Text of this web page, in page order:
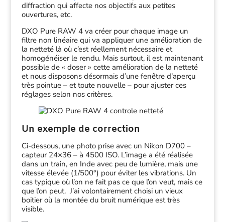
diffraction qui affecte nos objectifs aux petites
ouvertures, etc.
DXO Pure RAW 4 va créer pour chaque image un
filtre non linéaire qui va appliquer une amélioration de
la netteté là où c’est réellement nécessaire et
homogénéiser le rendu. Mais surtout, il est maintenant
possible de « doser » cette amélioration de la netteté
et nous disposons désormais d’une fenêtre d’aperçu
très pointue – et toute nouvelle – pour ajuster ces
réglages selon nos critères.
Un exemple de correction
Ci-dessous, une photo prise avec un Nikon D700 –
capteur 24×36 – à 4500 ISO. L’image a été réalisée
dans un train, en Inde avec peu de lumière, mais une
vitesse élevée (1/500°) pour éviter les vibrations. Un
cas typique où l’on ne fait pas ce que l’on veut, mais ce
que l’on peut. J’ai volontairement choisi un vieux
boitier où la montée du bruit numérique est très
visible.